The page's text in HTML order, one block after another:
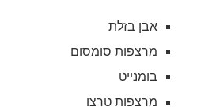
אבן בזלת
מרצפות סומסום
בומנייט
מרצפות טרצו